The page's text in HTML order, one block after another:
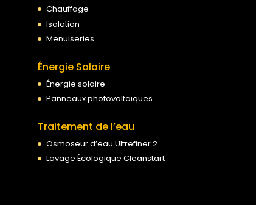
Chauffage
Isolation
Menuiseries
Énergie Solaire
Énergie solaire
Panneaux photovoltaïques
Traitement de l’eau
Osmoseur d’eau Ultrefiner 2
Lavage Écologique Cleanstart